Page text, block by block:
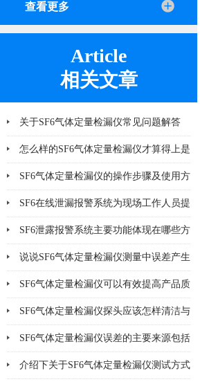
查看更多
Article
相关文章
关于SF6气体定量检漏仪常见问题解答
怎么样的SF6气体定量检漏仪才算得上是
好产品
SF6气体定量检漏仪的操作步骤及使用方
法说明
SF6在线泄漏报警系统为现场工作人员提
供更多一层可靠保护
SF6泄露报警系统主要功能体现在哪些方
面
说说SF6气体定量检漏仪测量中误差产生
的8个因素
SF6气体定量检漏仪可以有效提高产品质
量
SF6气体定量检漏仪探头应该怎样清洁与
更换
SF6气体定量检漏仪误差的主要来源包括
哪8个方面
介绍下关于SF6气体定量检漏仪测试方式